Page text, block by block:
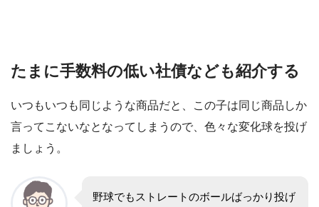
たまに手数料の低い社債なども紹介する
いつもいつも同じような商品だと、この子は同じ商品しか
言ってこないなとなってしまうので、色々な変化球を投げ
ましょう。
野球でもストレートのボールばっかり投げ